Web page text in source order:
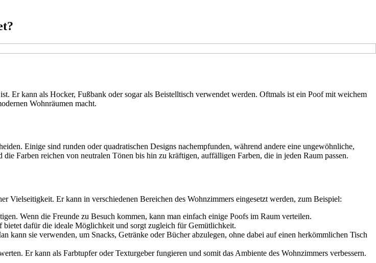
Er kann als Hocker, Fußbank oder sogar als Beistelltisch verwendet werden. Oftmals ist ein Poof mit weichem
Wohnräumen macht.
Einige sind runden oder quadratischen Designs nachempfunden, während andere eine ungewöhnliche,
Farben reichen von neutralen Tönen bis hin zu kräftigen, auffälligen Farben, die in jeden Raum passen.
Vielseitigkeit. Er kann in verschiedenen Bereichen des Wohnzimmers eingesetzt werden, zum Beispiel:
Wenn die Freunde zu Besuch kommen, kann man einfach einige Poofs im Raum verteilen.
bietet dafür die ideale Möglichkeit und sorgt zugleich für Gemütlichkeit.
kann sie verwenden, um Snacks, Getränke oder Bücher abzulegen, ohne dabei auf einen herkömmlichen Tisch
Er kann als Farbtupfer oder Texturgeber fungieren und somit das Ambiente des Wohnzimmers verbessern.